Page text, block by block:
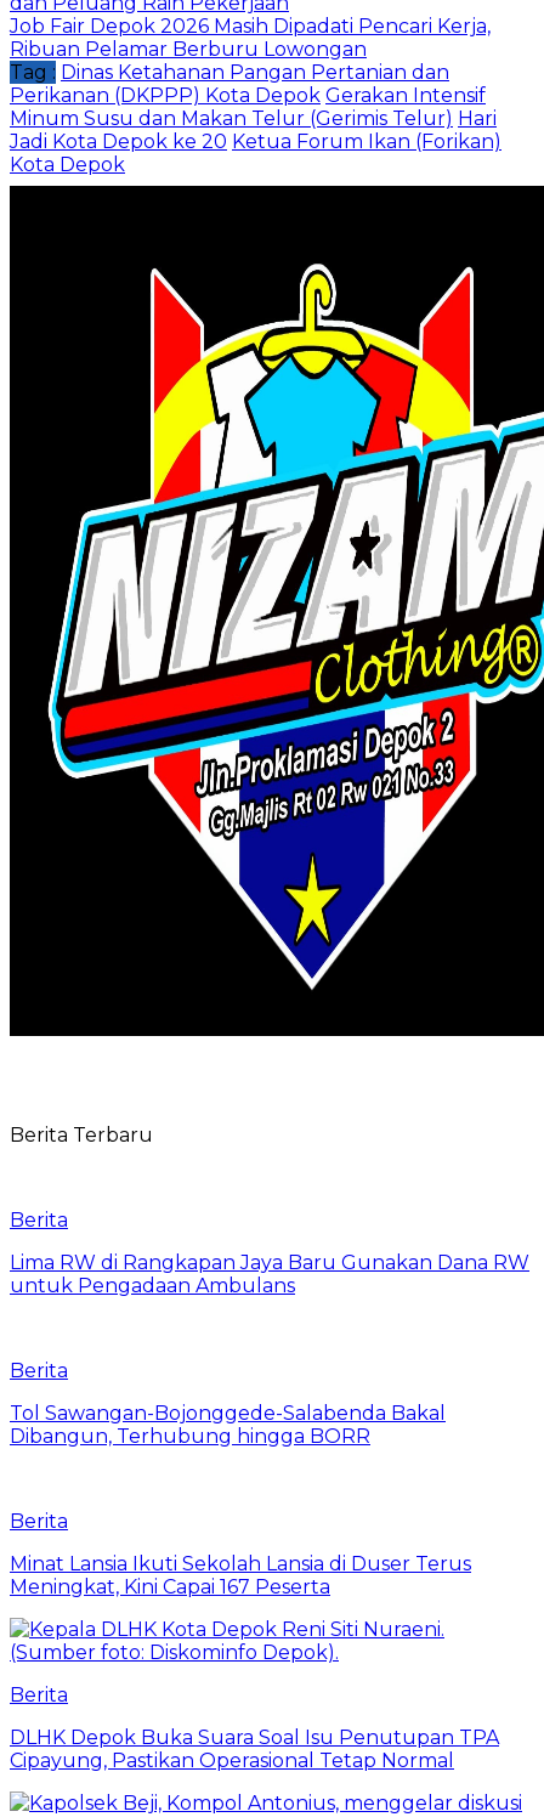
Job Fair Depok 2026 Masih Dipadati Pencari Kerja,
Ribuan Pelamar Berburu Lowongan
Tag : Dinas Ketahanan Pangan Pertanian dan
Perikanan (DKPPP) Kota Depok Gerakan Intensif
Minum Susu dan Makan Telur (Gerimis Telur) Hari
Jadi Kota Depok ke 20 Ketua Forum Ikan (Forikan)
Kota Depok
Berita Terbaru
Berita
Lima RW di Rangkapan Jaya Baru Gunakan Dana RW
untuk Pengadaan Ambulans
Berita
Tol Sawangan-Bojonggede-Salabenda Bakal
Dibangun, Terhubung hingga BORR
Berita
Minat Lansia Ikuti Sekolah Lansia di Duser Terus
Meningkat, Kini Capai 167 Peserta
Berita
DLHK Depok Buka Suara Soal Isu Penutupan TPA
Cipayung, Pastikan Operasional Tetap Normal